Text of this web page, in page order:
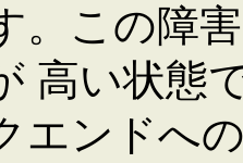
。この障
高い状態
エンドへ